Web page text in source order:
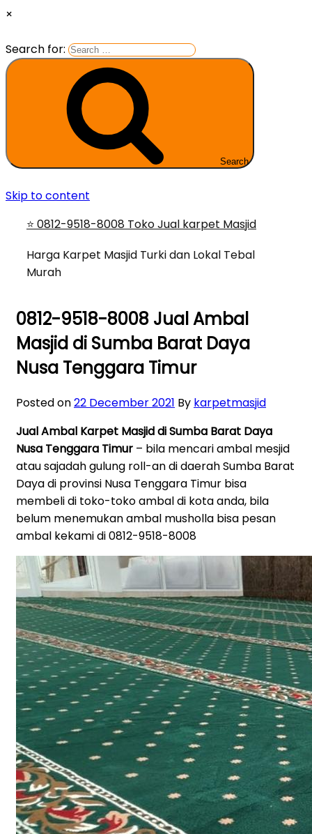
×
Search for:
Search
Skip to content
⭐ 0812-9518-8008 Toko Jual karpet Masjid
Harga Karpet Masjid Turki dan Lokal Tebal
Murah
0812-9518-8008 Jual Ambal
Masjid di Sumba Barat Daya
Nusa Tenggara Timur
Posted on22 December 2021 By karpetmasjid
Jual Ambal Karpet Masjid di Sumba Barat Daya
Nusa Tenggara Timur – bila mencari ambal mesjid
atau sajadah gulung roll-an di daerah Sumba Barat
Daya di provinsi Nusa Tenggara Timur bisa
membeli di toko-toko ambal di kota anda, bila
belum menemukan ambal musholla bisa pesan
ambal kekami di 0812-9518-8008